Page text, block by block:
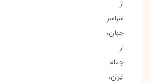
از
سراسر
جهان،
از
جمله
ایران،